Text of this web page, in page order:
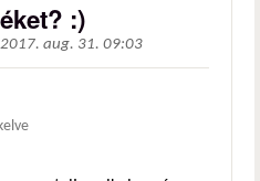
:)
2017. aug. 31. 09:03